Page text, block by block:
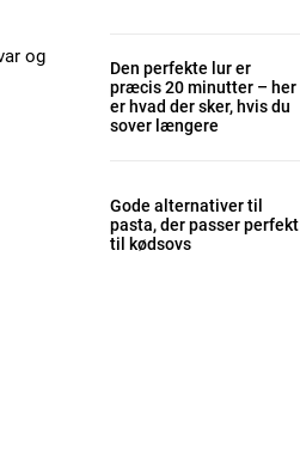
og
Den perfekte lur er
præcis 20 minutter – her
er hvad der sker, hvis du
sover længere
Gode alternativer til
pasta, der passer perfekt
til kødsovs